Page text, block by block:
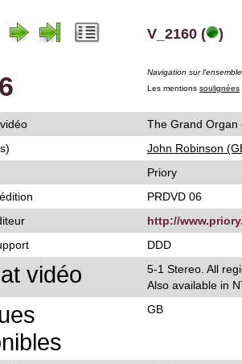
V_2160 ( )
Navigation sur
Les mentions soulignées
The Grand Organ
John Robinson
Priory
PRDVD 06
http://
DDD
vidéo
5-1 Stereo. All
Also available in
GB